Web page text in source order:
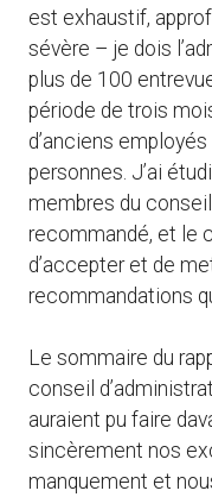
est exhaustif,
sévère – je dois
plus de 100
période de trois
d’anciens employés
personnes. J’ai
membres du conseil
recommandé, et le
d’accepter et de
recommandations
Le sommaire du
conseil
auraient pu faire
sincèrement nos
manquement et